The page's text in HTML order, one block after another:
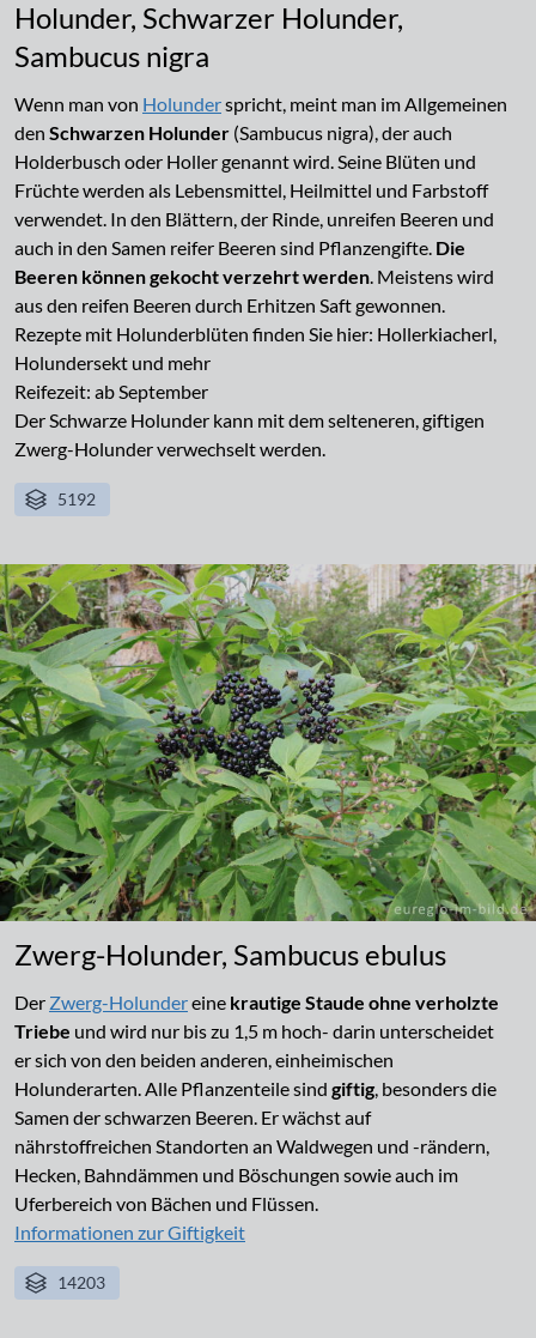
Holunder, Schwarzer Holunder,
Sambucus nigra
Wenn man von Holunderspricht, meint man im Allgemeinen
den Schwarzen Holunder (Sambucus nigra), der auch
Holderbusch oder Holler genannt wird. Seine Blüten und
Früchte werden als Lebensmittel, Heilmittel und Farbstoff
verwendet. In den Blättern, der Rinde, unreifen Beeren und
auch in den Samen reifer Beeren sind Pflanzengifte. Die
Beeren können gekocht verzehrt werden . Meistens wird
aus den reifen Beeren durch Erhitzen Saft gewonnen.
Rezepte mit Holunderblüten finden Sie hier: Hollerkiacherl,
Holundersekt und mehr
Reifezeit: ab September
Der Schwarze Holunder kann mit dem selteneren, giftigen
Zwerg-Holunder verwechselt werden.
5192
Zwerg-Holunder, Sambucus ebulus
Der Zwerg-Holundereine krautige Staude ohne verholzte
Triebe und wird nur bis zu 1,5 m hoch- darin unterscheidet
er sich von den beiden anderen, einheimischen
Holunderarten. Alle Pflanzenteile sind giftig , besonders die
Samen der schwarzen Beeren. Er wächst auf
nährstoffreichen Standorten an Waldwegen und -rändern,
Hecken, Bahndämmen und Böschungen sowie auch im
Uferbereich von Bächen und Flüssen.
Informationen zur Giftigkeit
14203